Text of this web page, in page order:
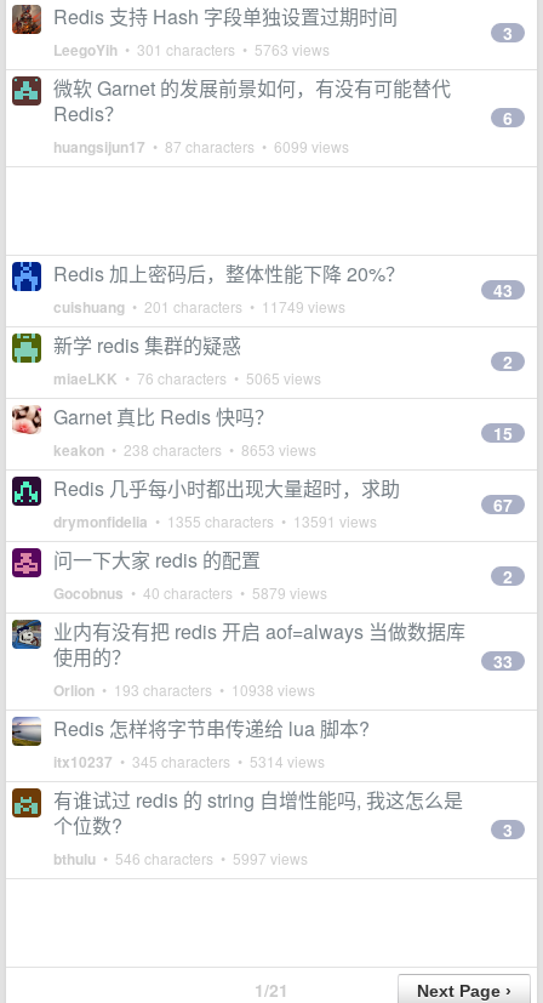
Redis 支持 Hash 字段单独设置过期时间
LeegoYih • 301 characters • 5763 views
3
微软 Garnet 的发展前景如何，有没有可能替代
Redis？
huangsijun17 • 87 characters • 6099 views
6
Redis 加上密码后，整体性能下降 20%？
cuishuang • 201 characters • 11749 views
43
新学 redis 集群的疑惑
miaeLKK • 76 characters • 5065 views
2
Garnet 真比 Redis 快吗？
keakon • 238 characters • 8653 views
15
Redis 几乎每小时都出现大量超时，求助
drymonfidelia • 1355 characters • 13591 views
67
问一下大家 redis 的配置
Gocobnus • 40 characters • 5879 views
2
业内有没有把 redis 开启 aof=always 当做数据库
使用的？
Orlion • 193 characters • 10938 views
33
Redis 怎样将字节串传递给 lua 脚本?
itx10237 • 345 characters • 5314 views
有谁试过 redis 的 string 自增性能吗, 我这怎么是
个位数?
bthulu • 546 characters • 5997 views
3
1/21